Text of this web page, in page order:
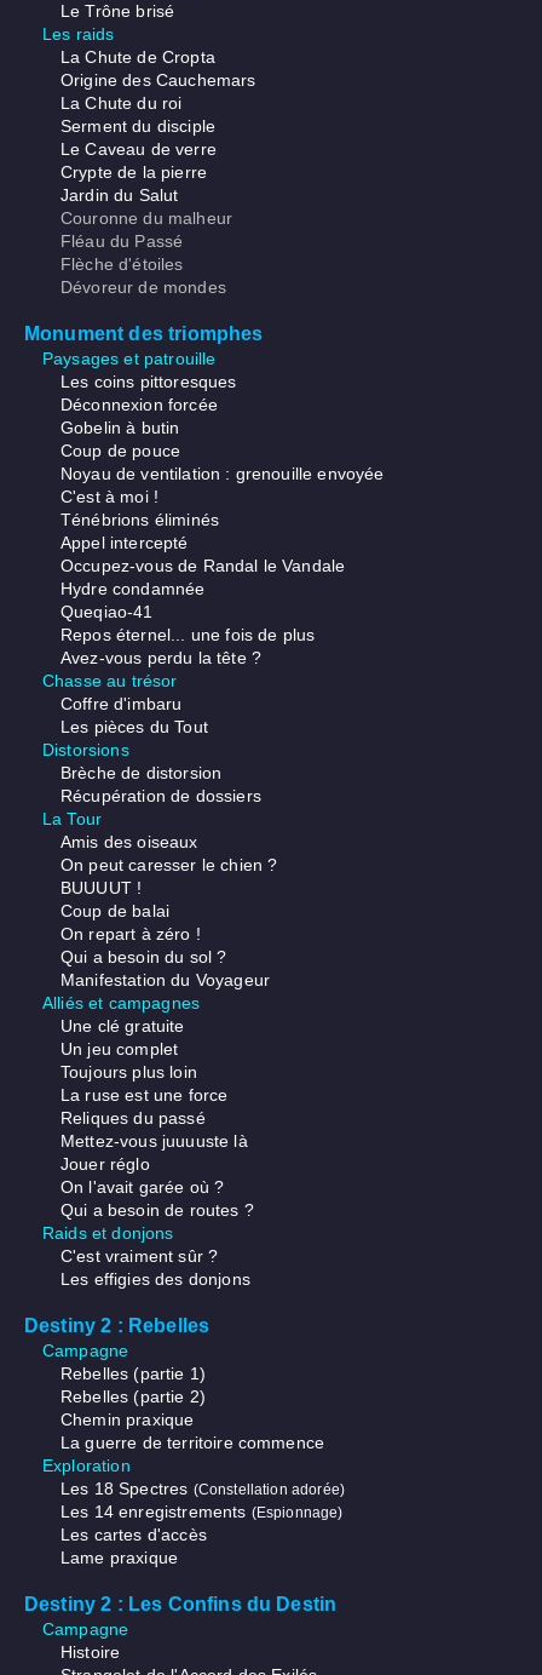
Le Trône brisé
Les raids
La Chute de Cropta
Origine des Cauchemars
La Chute du roi
Serment du disciple
Le Caveau de verre
Crypte de la pierre
Jardin du Salut
Couronne du malheur
Fléau du Passé
Flèche d'étoiles
Dévoreur de mondes
Monument des triomphes
Paysages et patrouille
Les coins pittoresques
Déconnexion forcée
Gobelin à butin
Coup de pouce
Noyau de ventilation : grenouille envoyée
C'est à moi !
Ténébrions éliminés
Appel intercepté
Occupez-vous de Randal le Vandale
Hydre condamnée
Queqiao-41
Repos éternel... une fois de plus
Avez-vous perdu la tête ?
Chasse au trésor
Coffre d'imbaru
Les pièces du Tout
Distorsions
Brèche de distorsion
Récupération de dossiers
La Tour
Amis des oiseaux
On peut caresser le chien ?
BUUUUT !
Coup de balai
On repart à zéro !
Qui a besoin du sol ?
Manifestation du Voyageur
Alliés et campagnes
Une clé gratuite
Un jeu complet
Toujours plus loin
La ruse est une force
Reliques du passé
Mettez-vous juuuuste là
Jouer réglo
On l'avait garée où ?
Qui a besoin de routes ?
Raids et donjons
C'est vraiment sûr ?
Les effigies des donjons
Destiny 2 : Rebelles
Campagne
Rebelles (partie 1)
Rebelles (partie 2)
Chemin praxique
La guerre de territoire commence
Exploration
Les 18 Spectres (Constellation adorée)
Les 14 enregistrements (Espionnage)
Les cartes d'accès
Lame praxique
Destiny 2 : Les Confins du Destin
Campagne
Histoire